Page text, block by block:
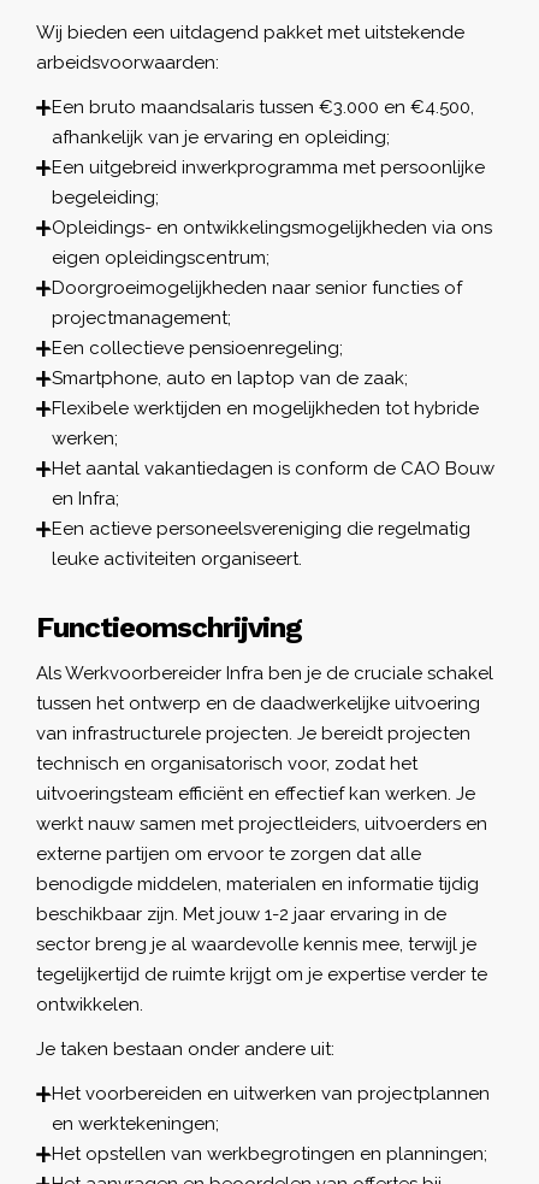
Wij bieden een uitdagend pakket met uitstekende
arbeidsvoorwaarden:
Een bruto maandsalaris tussen €3.000 en €4.500,
afhankelijk van je ervaring en opleiding;
Een uitgebreid inwerkprogramma met persoonlijke
begeleiding;
Opleidings- en ontwikkelingsmogelijkheden via ons
eigen opleidingscentrum;
Doorgroeimogelijkheden naar senior functies of
projectmanagement;
Een collectieve pensioenregeling;
Smartphone, auto en laptop van de zaak;
Flexibele werktijden en mogelijkheden tot hybride
werken;
Het aantal vakantiedagen is conform de CAO Bouw
en Infra;
Een actieve personeelsvereniging die regelmatig
leuke activiteiten organiseert.
Functieomschrijving
Als Werkvoorbereider Infra ben je de cruciale schakel
tussen het ontwerp en de daadwerkelijke uitvoering
van infrastructurele projecten. Je bereidt projecten
technisch en organisatorisch voor, zodat het
uitvoeringsteam efficiënt en effectief kan werken. Je
werkt nauw samen met projectleiders, uitvoerders en
externe partijen om ervoor te zorgen dat alle
benodigde middelen, materialen en informatie tijdig
beschikbaar zijn. Met jouw 1-2 jaar ervaring in de
sector breng je al waardevolle kennis mee, terwijl je
tegelijkertijd de ruimte krijgt om je expertise verder te
ontwikkelen.
Je taken bestaan onder andere uit:
Het voorbereiden en uitwerken van projectplannen
en werktekeningen;
Het opstellen van werkbegrotingen en planningen;